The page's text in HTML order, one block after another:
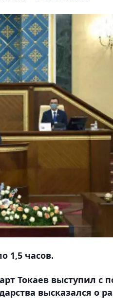
1,5 часов.
Токаев выступил с
высказался о